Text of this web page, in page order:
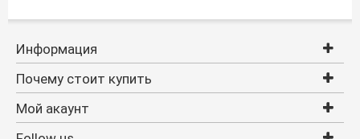
Информация
Почему стоит купить
Мой акаунт